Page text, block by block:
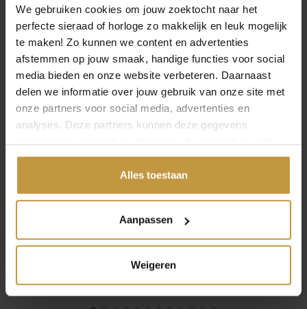
We gebruiken cookies om jouw zoektocht naar het
perfecte sieraad of horloge zo makkelijk en leuk mogelijk
te maken! Zo kunnen we content en advertenties
afstemmen op jouw smaak, handige functies voor social
media bieden en onze website verbeteren. Daarnaast
delen we informatie over jouw gebruik van onze site met
onze partners voor social media, advertenties en
analyses. Deze partners kunnen deze gegevens
gedeeld of die ze hebben verzameld via jouw gebruik van
Alles toestaan
Aanpassen
Weigeren
€192,00
CLIC COLLIER MAILA
C286G BICOLOR
Direct leverbaar, 1
werkdag
€177,00
CLIC COLLIER KYRA
C284B BLAUW
Direct leverbaar, 1
werkdag